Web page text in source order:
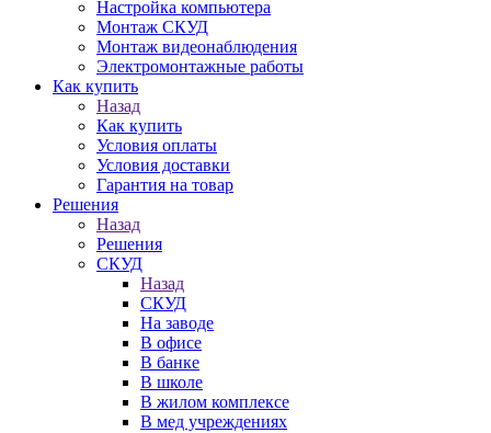
Настройка компьютера
Монтаж СКУД
Монтаж видеонаблюдения
Электромонтажные работы
Как купить
Назад
Как купить
Условия оплаты
Условия доставки
Гарантия на товар
Решения
Назад
Решения
СКУД
Назад
СКУД
На заводе
В офисе
В банке
В школе
В жилом комплексе
В мед учреждениях